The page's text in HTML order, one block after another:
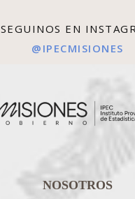
SEGUINOS EN
@IPECMISIONES
NOSOTROS